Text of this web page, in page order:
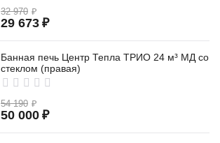
32 970 ₽
29 673 ₽
Банная печь Центр Тепла ТРИО 24 м³ МД со
стеклом (правая)
54 190 ₽
50 000 ₽